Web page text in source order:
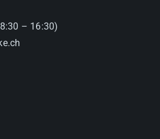
– 16:30)